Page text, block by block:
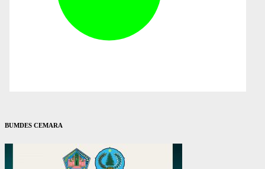
BUMDES CEMARA